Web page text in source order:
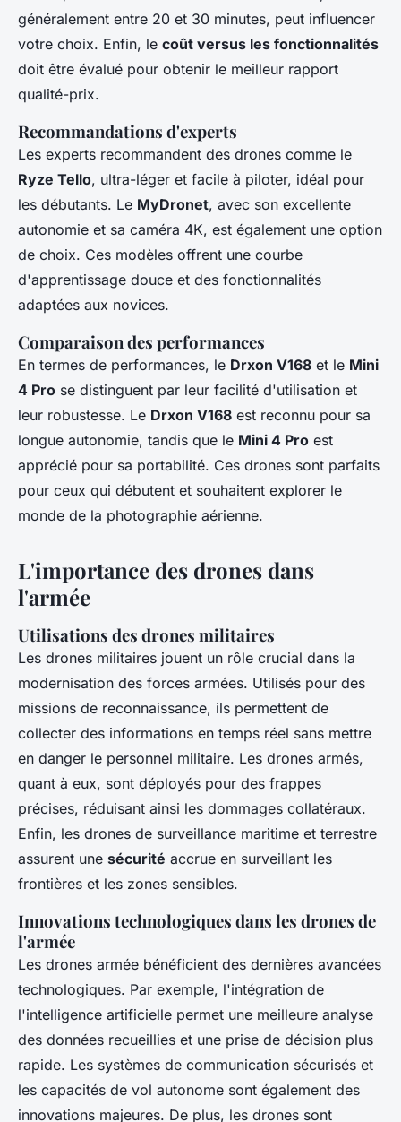
généralement entre 20 et 30 minutes, peut influencer
votre choix. Enfin, le coût versus les fonctionnalités
doit être évalué pour obtenir le meilleur rapport
qualité-prix.
Recommandations d'experts
Les experts recommandent des drones comme le
Ryze Tello, ultra-léger et facile à piloter, idéal pour
les débutants. Le MyDronet, avec son excellente
autonomie et sa caméra 4K, est également une option
de choix. Ces modèles offrent une courbe
d'apprentissage douce et des fonctionnalités
adaptées aux novices.
Comparaison des performances
En termes de performances, le Drxon V168 et le Mini
4 Pro se distinguent par leur facilité d'utilisation et
leur robustesse. Le Drxon V168 est reconnu pour sa
longue autonomie, tandis que le Mini 4 Pro est
apprécié pour sa portabilité. Ces drones sont parfaits
pour ceux qui débutent et souhaitent explorer le
monde de la photographie aérienne.
L'importance des drones dans
l'armée
Utilisations des drones militaires
Les drones militaires jouent un rôle crucial dans la
modernisation des forces armées. Utilisés pour des
missions de reconnaissance, ils permettent de
collecter des informations en temps réel sans mettre
en danger le personnel militaire. Les drones armés,
quant à eux, sont déployés pour des frappes
précises, réduisant ainsi les dommages collatéraux.
Enfin, les drones de surveillance maritime et terrestre
assurent une sécurité accrue en surveillant les
frontières et les zones sensibles.
Innovations technologiques dans les drones de
l'armée
Les drones armée bénéficient des dernières avancées
technologiques. Par exemple, l'intégration de
l'intelligence artificielle permet une meilleure analyse
des données recueillies et une prise de décision plus
rapide. Les systèmes de communication sécurisés et
les capacités de vol autonome sont également des
innovations majeures. De plus, les drones sont